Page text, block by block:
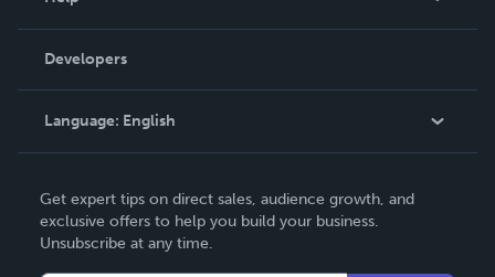
Podcast
Order Lookup
Knowledge Base
Contact Support
Developers
Language: English
Deutsch
Français
Get expert tips on direct sales, audience growth, and
exclusive offers to help you build your business.
Unsubscribe at any time.